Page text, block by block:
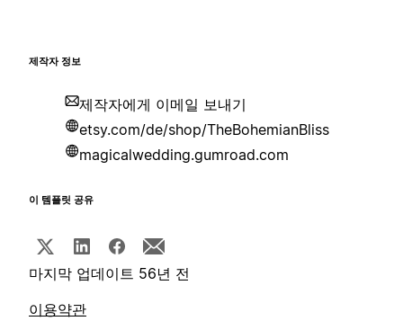
제작자 정보
제작자에게 이메일 보내기
etsy.com/de/shop/TheBohemianBliss
magicalwedding.gumroad.com
이 템플릿 공유
마지막 업데이트 56년 전
이용약관